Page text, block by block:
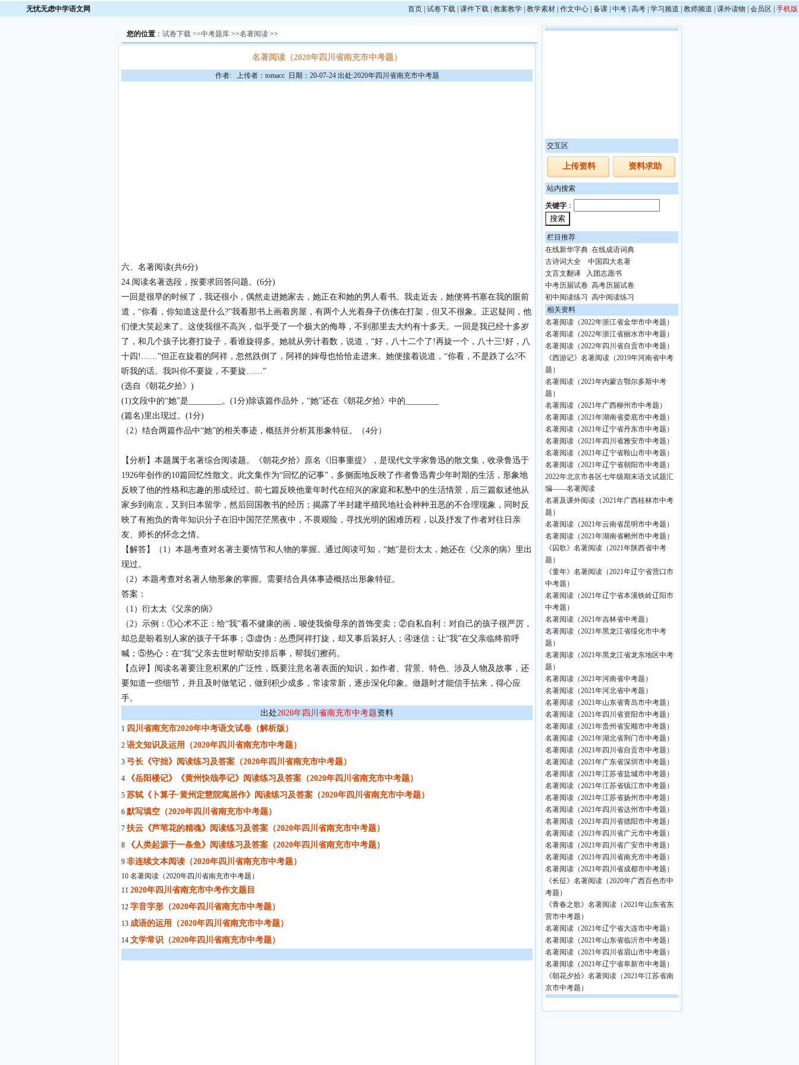
无忧无虑中学语文网 首页 试卷下载 课件下载 教案教学 教学素材 作文中心 备课 中考 高考 学习频道 教师频道 课外读物 会员区 手机版
您的位置： 试卷下载>>中考题库>>名著阅读>>
名著阅读（2020年四川省南充市中考题）
作者: 上传者：tomacc 日期：20-07-24 出处:2020年四川省南充市中考题
六、名著阅读(共6分)
24.阅读名著选段，按要求回答问题。(6分)
一回是很早的时候了，我还很小，偶然走进她家去，她正在和她的男人看书。我走近去，她便将书塞在我的眼前
道，“你看，你知道这是什么?”我看那书上画着房屋，有两个人光着身子仿佛在打架，但又不很象。正迟疑间，他
们便大笑起来了。这使我很不高兴，似乎受了一个极大的侮辱，不到那里去大约有十多天。一回是我已经十多岁
了，和几个孩子比赛打旋子，看谁旋得多。她就从旁计着数，说道，“好，八十二个了!再旋一个，八十三!好，八
十四!……”但正在旋着的阿祥，忽然跌倒了，阿祥的婶母也恰恰走进来。她便接着说道，“你看，不是跌了么?不
听我的话。我叫你不要旋，不要旋……”
(选自《朝花夕拾》)
(1)文段中的“她”是________。(1分)除该篇作品外，“她”还在《朝花夕拾》中的________
(篇名)里出现过。(1分)
（2）结合两篇作品中“她”的相关事迹，概括并分析其形象特征。（4分）
【分析】本题属于名著综合阅读题。《朝花夕拾》原名《旧事重提》，是现代文学家鲁迅的散文集，收录鲁迅于
1926年创作的10篇回忆性散文。此文集作为“回忆的记事”，多侧面地反映了作者鲁迅青少年时期的生活，形象地
反映了他的性格和志趣的形成经过。前七篇反映他童年时代在绍兴的家庭和私塾中的生活情景，后三篇叙述他从
家乡到南京，又到日本留学，然后回国教书的经历；揭露了半封建半殖民地社会种种丑恶的不合理现象，同时反
映了有抱负的青年知识分子在旧中国茫茫黑夜中，不畏艰险，寻找光明的困难历程，以及抒发了作者对往日亲
友、师长的怀念之情。
【解答】（1）本题考查对名著主要情节和人物的掌握。通过阅读可知，“她”是衍太太，她还在《父亲的病》里出
现过。
（2）本题考查对名著人物形象的掌握。需要结合具体事迹概括出形象特征。
答案：
（1）衍太太《父亲的病》
（2）示例：①心术不正：给“我”看不健康的画，唆使我偷母亲的首饰变卖；②自私自利：对自己的孩子很严厉，
却总是盼着别人家的孩子干坏事；③虚伪：怂恿阿祥打旋，却又事后装好人；④迷信：让“我”在父亲临终前呼
喊；⑤热心：在“我”父亲去世时帮助安排后事，帮我们擦药。
【点评】阅读名著要注意积累的广泛性，既要注意名著表面的知识，如作者、背景、特色、涉及人物及故事，还
要知道一些细节，并且及时做笔记，做到积少成多，常读常新，逐步深化印象。做题时才能信手拈来，得心应
手。
出处2020年四川省南充市中考题资料
1 四川省南充市2020年中考语文试卷（解析版）
2 语文知识及运用（2020年四川省南充市中考题）
3 弓长《守拙》阅读练习及答案（2020年四川省南充市中考题）
4 《岳阳楼记》《黄州快哉亭记》阅读练习及答案（2020年四川省南充市中考题）
5 苏轼《卜算子·黄州定慧院寓居作》阅读练习及答案（2020年四川省南充市中考题）
6 默写填空（2020年四川省南充市中考题）
7 扶云《芦苇花的精魂》阅读练习及答案（2020年四川省南充市中考题）
8 《人类起源于一条鱼》阅读练习及答案（2020年四川省南充市中考题）
9 非连续文本阅读（2020年四川省南充市中考题）
10 名著阅读（2020年四川省南充市中考题）
11 2020年四川省南充市中考作文题目
12 字音字形（2020年四川省南充市中考题）
13 成语的运用（2020年四川省南充市中考题）
14 文学常识（2020年四川省南充市中考题）
交互区
上传资料 资料求助
站内搜索
关键字 ：
栏目推荐
在线新华字典 在线成语词典
古诗词大全
中国四大名著
文言文翻译
入团志愿书
中考历届试卷 高考历届试卷
初中阅读练习
高中阅读练习
相关资料
名著阅读（2022年浙江省金华市中考题）
名著阅读（2022年浙江省丽水市中考题）
名著阅读（2022年四川省自贡市中考题）
《西游记》名著阅读（2019年河南省中考
题）
名著阅读（2021年内蒙古鄂尔多斯中考
题）
名著阅读（2021年广西柳州市中考题）
名著阅读（2021年湖南省娄底市中考题）
名著阅读（2021年辽宁省丹东市中考题）
名著阅读（2021年四川省雅安市中考题）
名著阅读（2021年辽宁省鞍山市中考题）
名著阅读（2021年辽宁省朝阳市中考题）
2022年北京市各区七年级期末语文试题汇
编——名著阅读
名著及课外阅读（2021年广西桂林市中考
题）
名著阅读（2021年云南省昆明市中考题）
名著阅读（2021年湖南省郴州市中考题）
《囚歌》名著阅读（2021年陕西省中考
题）
《童年》名著阅读（2021年辽宁省营口市
中考题）
名著阅读（2021年辽宁省本溪铁岭辽阳市
中考题）
名著阅读（2021年吉林省中考题）
名著阅读（2021年黑龙江省绥化市中考
题）
名著阅读（2021年黑龙江省龙东地区中考
题）
名著阅读（2021年河南省中考题）
名著阅读（2021年河北省中考题）
名著阅读（2021年山东省青岛市中考题）
名著阅读（2021年四川省资阳市中考题）
名著阅读（2021年贵州省安顺市中考题）
名著阅读（2021年湖北省荆门市中考题）
名著阅读（2021年四川省自贡市中考题）
名著阅读（2021年广东省深圳市中考题）
名著阅读（2021年江苏省盐城市中考题）
名著阅读（2021年江苏省镇江市中考题）
名著阅读（2021年江苏省扬州市中考题）
名著阅读（2021年四川省达州市中考题）
名著阅读（2021年四川省德阳市中考题）
名著阅读（2021年四川省广元市中考题）
名著阅读（2021年四川省广安市中考题）
名著阅读（2021年四川省南充市中考题）
名著阅读（2021年四川省成都市中考题）
《长征》名著阅读（2020年广西百色市中
考题）
《青春之歌》名著阅读（2021年山东省东
营市中考题）
名著阅读（2021年辽宁省大连市中考题）
名著阅读（2021年山东省临沂市中考题）
名著阅读（2021年四川省眉山市中考题）
名著阅读（2021年辽宁省阜新市中考题）
《朝花夕拾》名著阅读（2021年江苏省南
京市中考题）